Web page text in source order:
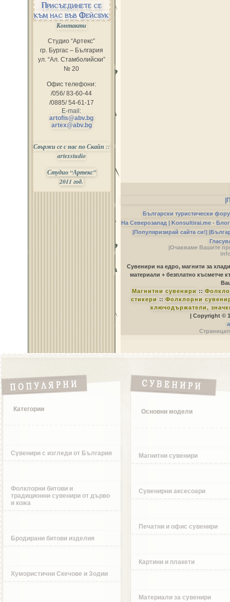
Присъединете се
към нас във Фейсбук
Контакти
Студио “Артекс”
гр. Бургас – България
ул. “Ал. Стамболийски”
№ 20
Офис телефони:
/056/ 83-60-44
/0885/ 54-61-17
E-mail:
artofis@abv.bg
artex@abv.bg
Свържи се с нас по Скайп ::
artexstudio
Студио “Артекс”
2011 год.
Български туристически
На Северозапад | Konsultirai.me -
|Популяризирай сайта си!|
|Очакваме Вашите
Сувенири на едро, магнити за
материали + безплатно късметче
Магнитни сувенири ::
стикери :: Фолклорни
ключодържатели,
| Copyright ©
Категории
Сувенири с изгледи от България
Фолклорни битови и
традиционни сувенири от дърво
и кожа
Бродирани битови изделия
Хумористични Скечове и Зодии
Основни модели
Магнитни сувенири
Сувенирни аксесоари
Печатни и офис сувенири
Картини и плакети
Материали за сувенири